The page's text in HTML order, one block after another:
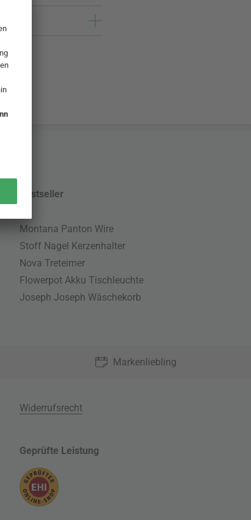
Bestseller
Montana Panton Wire
Stoff Nagel Kerzenhalter
Nova Treteimer
Flowerpot Akku Tischleuchte
Joseph Joseph Wäschekorb
Markenliebling
Widerrufsrecht
Geprüfte Leistung